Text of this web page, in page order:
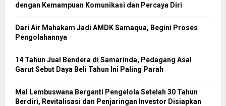
dengan Kemampuan Komunikasi dan Percaya Diri
Dari Air Mahakam Jadi AMDK Samaqua, Begini Proses
Pengolahannya
14 Tahun Jual Bendera di Samarinda, Pedagang Asal
Garut Sebut Daya Beli Tahun Ini Paling Parah
Mal Lembuswana Berganti Pengelola Setelah 30 Tahun
Berdiri, Revitalisasi dan Penjaringan Investor Disiapkan